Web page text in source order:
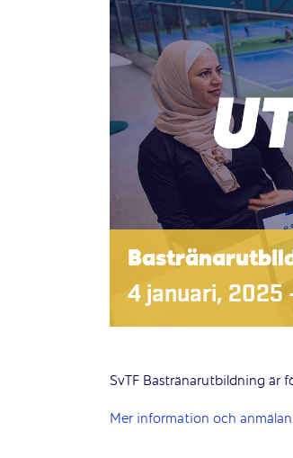
4 januari, 2025
SvTF Bastränarutbildning är
Mer information och